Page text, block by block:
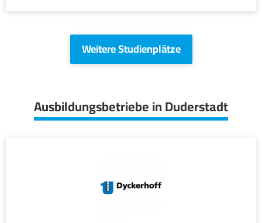
Weitere Studienplätze
Ausbildungsbetriebe in Duderstadt